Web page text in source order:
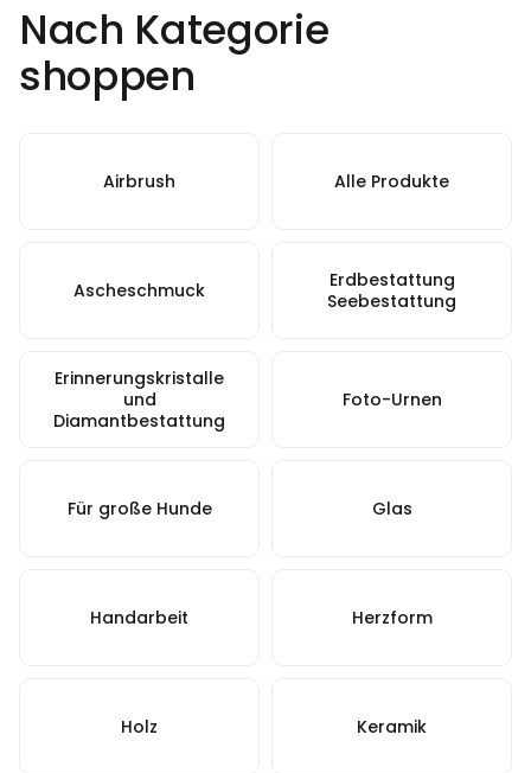
Nach Kategorie
shoppen
Airbrush Alle Produkte
Ascheschmuck
Erdbestattung
Seebestattung
Erinnerungskristalle
und
Diamantbestattung
Foto-Urnen
Für große Hunde Glas
Handarbeit Herzform
Holz Keramik